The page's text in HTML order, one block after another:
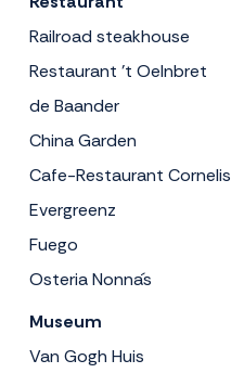
Railroad steakhouse
Restaurant 't Oelnbret
de Baander
China Garden
Cafe-Restaurant Cornelis
Evergreenz
Fuego
Osteria Nonna´s
Museum
Van Gogh Huis